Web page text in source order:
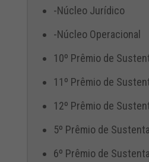
-Núcleo Jurídico
-Núcleo Operacional
10º Prêmio de
11º Prêmio de
12º Prêmio de
5º Prêmio de
6º Prêmio de